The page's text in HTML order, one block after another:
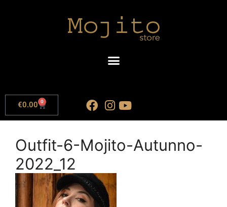
€0.00 0
Outfit-6-Mojito-Autunno-
2022_12